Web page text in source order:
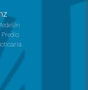
Predio